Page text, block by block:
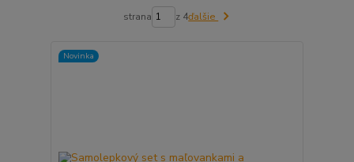
strana z 4ďalšie
Novinka